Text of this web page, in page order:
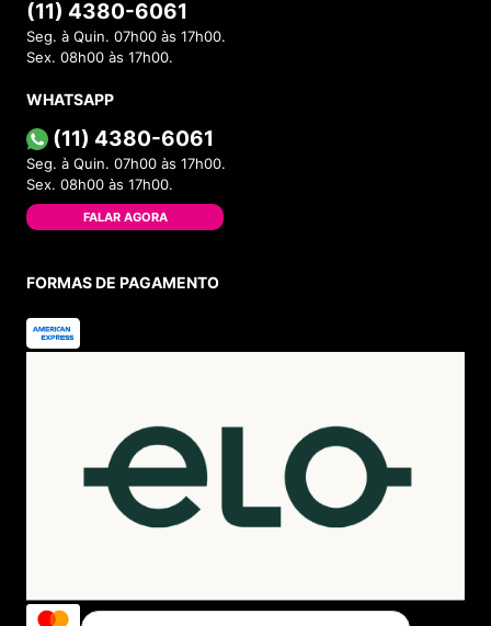
(11) 4380-6061
Seg. à Quin. 07h00 às 17h00.
Sex. 08h00 às 17h00.
WHATSAPP
(11) 4380-6061
Seg. à Quin. 07h00 às 17h00.
Sex. 08h00 às 17h00.
FALAR AGORA
FORMAS DE PAGAMENTO